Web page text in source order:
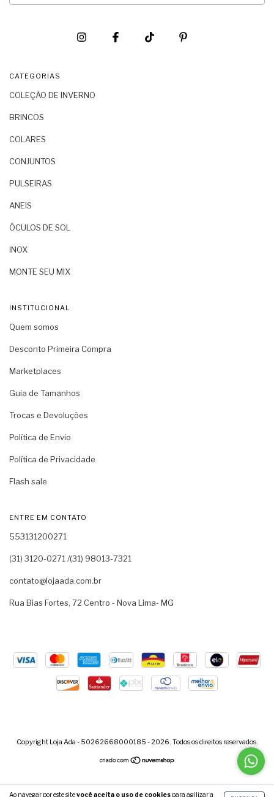
Ao navegar por este sitevocê aceita o uso de cookies para agilizar a
CATEGORIAS
COLEÇÃO DE INVERNO
BRINCOS
COLARES
CONJUNTOS
PULSEIRAS
ANEIS
ÓCULOS DE SOL
INOX
MONTE SEU MIX
INSTITUCIONAL
Quem somos
Desconto Primeira Compra
Marketplaces
Guia de Tamanhos
Trocas e Devoluções
Política de Envio
Política de Privacidade
Flash sale
ENTRE EM CONTATO
553131200271
(31) 3120-0271 /(31) 98013-7321
contato@lojaada.com.br
Rua Bias Fortes, 72 Centro - Nova Lima- MG
Copyright Loja Ada - 50262668000185 - 2026. Todos os direitos reservados.